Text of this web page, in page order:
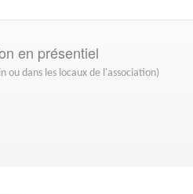
en présentiel
ou dans les locaux de l'association)